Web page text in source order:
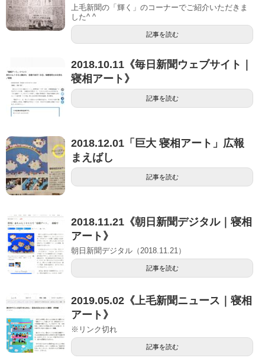
上毛新聞の「輝く」のコーナーでご紹介いただきま
した^ ^
記事を読む
2018.10.11《毎日新聞ウェブサイト｜
寝相アート》
記事を読む
2018.12.01「巨大 寝相アート」広報
まえばし
記事を読む
2018.11.21《朝日新聞デジタル｜寝相
アート》
朝日新聞デジタル（2018.11.21）
記事を読む
2019.05.02《上毛新聞ニュース｜寝相
アート》
※リンク切れ
記事を読む